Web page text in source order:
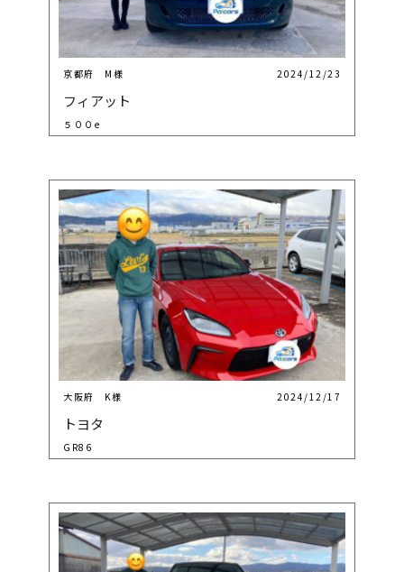
京都府 M様 2024/12/23
フィアット
５００e
大阪府 K様 2024/12/17
トヨタ
GR86